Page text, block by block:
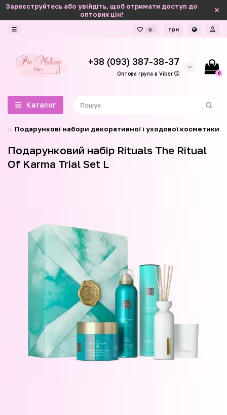
Зареєструйтесь або увійдіть, щоб отримати доступ до
оптових цін!
0 грн
+38 (093) 387-38-37
Оптова група в Viber 0
Каталог
Подарункові набори декоративної і уходової косметики
Подарунковий набір Rituals The Ritual
Of Karma Trial Set L